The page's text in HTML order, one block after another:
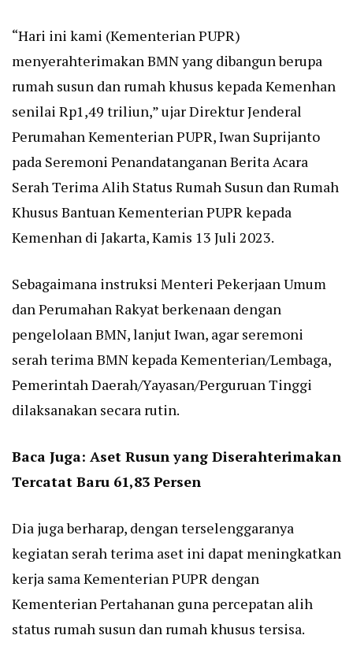
“Hari ini kami (Kementerian PUPR)
menyerahterimakan BMN yang dibangun berupa
rumah susun dan rumah khusus kepada Kemenhan
senilai Rp1,49 triliun,” ujar Direktur Jenderal
Perumahan Kementerian PUPR, Iwan Suprijanto
pada Seremoni Penandatanganan Berita Acara
Serah Terima Alih Status Rumah Susun dan Rumah
Khusus Bantuan Kementerian PUPR kepada
Kemenhan di Jakarta, Kamis 13 Juli 2023.
Sebagaimana instruksi Menteri Pekerjaan Umum
dan Perumahan Rakyat berkenaan dengan
pengelolaan BMN, lanjut Iwan, agar seremoni
serah terima BMN kepada Kementerian/Lembaga,
Pemerintah Daerah/Yayasan/Perguruan Tinggi
dilaksanakan secara rutin.
Baca Juga: Aset Rusun yang Diserahterimakan
Tercatat Baru 61,83 Persen
Dia juga berharap, dengan terselenggaranya
kegiatan serah terima aset ini dapat meningkatkan
kerja sama Kementerian PUPR dengan
Kementerian Pertahanan guna percepatan alih
status rumah susun dan rumah khusus tersisa.